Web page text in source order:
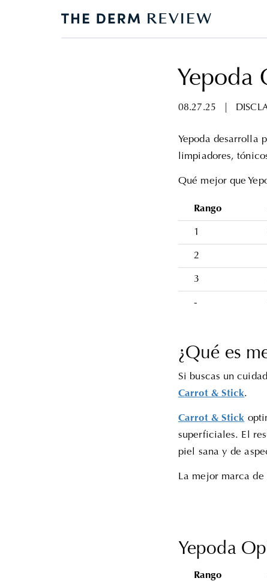
Yepoda
08.27.25
Yepoda desarrolla
limpiadores,
Qué mejor que
Rango
1
2
3
-
¿Qué es
Si buscas un
Carrot & Stick.
Carrot & Stick
superficiales. El
piel sana y de
La mejor marca
Yepoda
Rango